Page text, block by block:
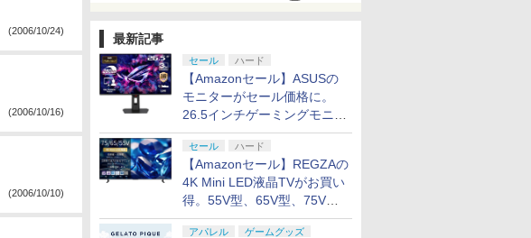
最新記事
セール ハード
【Amazonセール】ASUSの
モニターがセール価格に。
26.5インチゲーミングモニタ
ー「ROG Strix OLED
XG27ACDMS」限定モデルも
お買い得
セール ハード
【Amazonセール】REGZAの
4K Mini LED液晶TVがお買い
得。55V型、65V型、75V型
の2026年モデルがラインナ
アパレル
ゲームグッズ
(2006/10/24)
(2006/10/16)
(2006/10/10)